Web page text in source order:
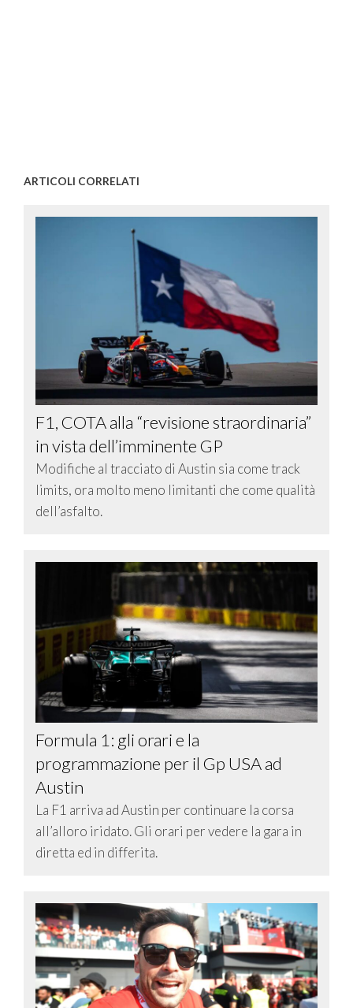
ARTICOLI CORRELATI
F1, COTA alla “revisione straordinaria”
in vista dell’imminente GP
Modifiche al tracciato di Austin sia come track
limits, ora molto meno limitanti che come qualità
dell’asfalto.
Formula 1: gli orari e la
programmazione per il Gp USA ad
Austin
La F1 arriva ad Austin per continuare la corsa
all’alloro iridato. Gli orari per vedere la gara in
diretta ed in differita.